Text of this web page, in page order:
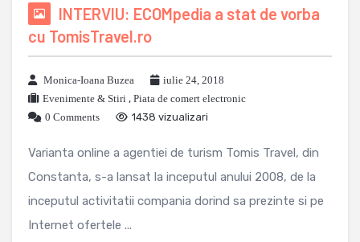
INTERVIU: ECOMpedia a stat de vorba
cu TomisTravel.ro
Monica-Ioana Buzea
iulie 24, 2018
Evenimente & Stiri , Piata de comert electronic
0 Comments
1438 vizualizari
Varianta online a agentiei de turism Tomis Travel, din
Constanta, s-a lansat la inceputul anului 2008, de la
inceputul activitatii compania dorind sa prezinte si pe
Internet ofertele ...